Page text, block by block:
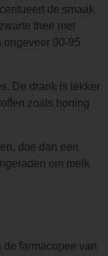
de smaak
thee met
ongeveer 90-95
De drank is lekker
zoals honing
doe dan een
om melk
de farmacopee van